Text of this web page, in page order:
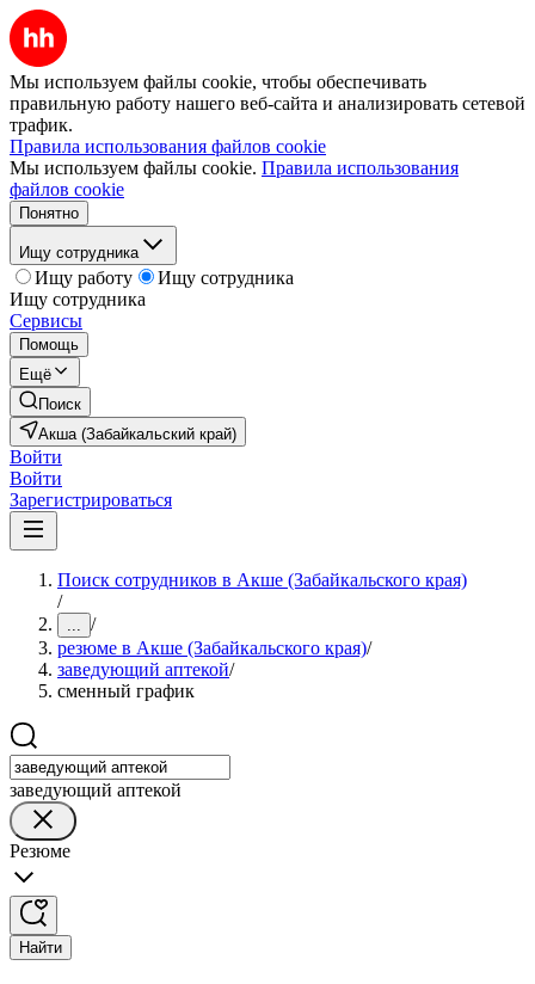
Мы используем файлы cookie, чтобы обеспечивать
правильную работу нашего веб-сайта и анализировать сетевой
трафик.
Правила использования файлов cookie
Мы используем файлы cookie. Правила использования
файлов cookie
Понятно
Ищу сотрудника
Ищу работу
Ищу сотрудника
Ищу сотрудника
Сервисы
Помощь
Ещё
Поиск
Акша (Забайкальский край)
Войти
Войти
Зарегистрироваться
Поиск сотрудников в Акше (Забайкальского края)
/
... /
резюме в Акше (Забайкальского края)/
заведующий аптекой/
сменный график
заведующий аптекой
Резюме
Найти